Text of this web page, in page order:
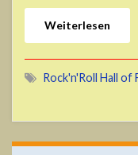
Weiterlesen
Rock'n'Roll Hall of